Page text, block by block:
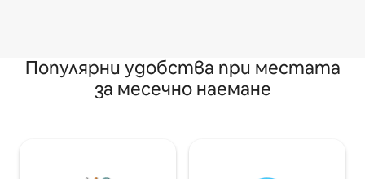
Популярни удобства при местата
за месечно наемане